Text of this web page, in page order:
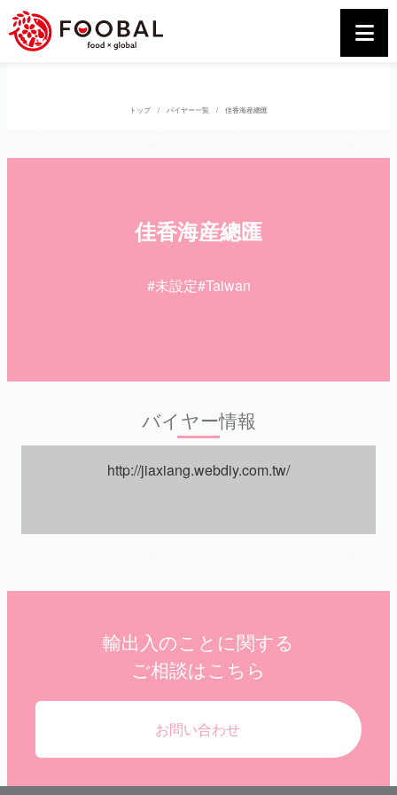
トップ バイヤー一覧 佳香海産總匯
佳香海産總匯
#未設定#Taiwan
バイヤー情報
http://jiaxiang.webdiy.com.tw/
輸出入のことに関する
ご相談はこちら
お問い合わせ